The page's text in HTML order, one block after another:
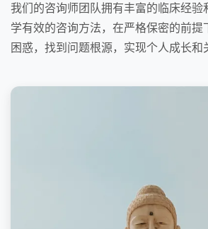
我们的咨询师团队拥有丰富的临床经验
学有效的咨询方法，在严格保密的前提
困惑，找到问题根源，实现个人成长和